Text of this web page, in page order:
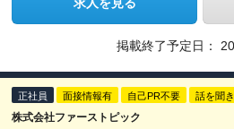
掲載終了予定日：
正社員 面接情報有 自己PR不要 話を聞
株式会社ファーストピック